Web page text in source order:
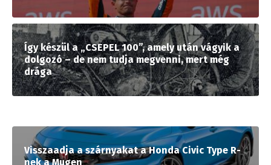
Így készül a „CSEPEL 100”, amely után vágyik a
dolgozó – de nem tudja megvenni, mert még
drága
Visszaadja a szárnyakat a Honda Civic Type R-
nek a Mugen